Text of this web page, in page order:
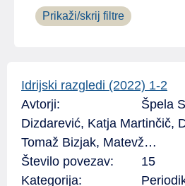
Prikaži/skrij filtre
Idrijski razgledi (2022) 1-2
Avtorji:
Špela
Dizdarević, Katja Martinčič,
Tomaž Bizjak, Matevž…
Število povezav:
15
Kategorija: